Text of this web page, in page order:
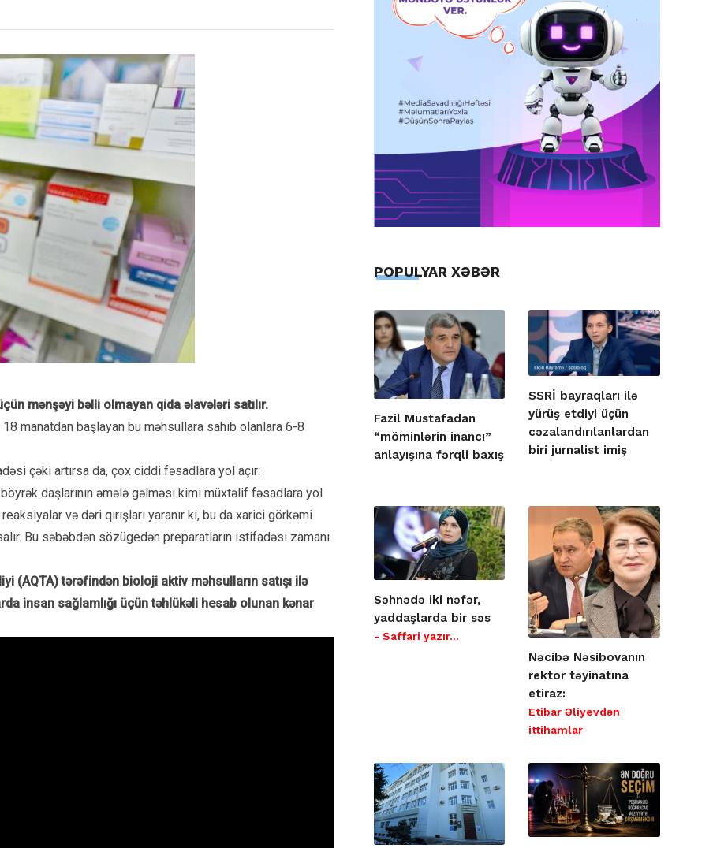
mənşəyi bəlli olmayan qida əlavələri satılır.
manatdan başlayan bu məhsullara sahib olanlara 6-8
çəki artırsa da, çox ciddi fəsadlara yol açır:
daşlarının əmələ gəlməsi kimi müxtəlif fəsadlara yol
və dəri qırışları yaranır ki, bu da xarici görkəmi
Bu səbəbdən sözügedən preparatların istifadəsi zamanı
(AQTA) tərəfindən bioloji aktiv məhsulların satışı ilə
insan sağlamlığı üçün təhlükəli hesab olunan kənar
POPULYAR XƏBƏR
Fazil Mustafadan
“möminlərin inancı”
anlayışına fərqli baxış
SSRİ bayraqları ilə
yürüş etdiyi üçün
cəzalandırılanlardan
biri jurnalist imiş
Səhnədə iki nəfər,
yaddaşlarda bir səs
- Saffari yazır…
Nəcibə Nəsibovanın
rektor təyinatına
etiraz:
Etibar Əliyevdən
ittihamlar